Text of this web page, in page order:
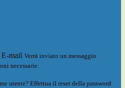
E-mail Verrà inviato un messaggio
necessarie.
utente? Effettua il reset della password